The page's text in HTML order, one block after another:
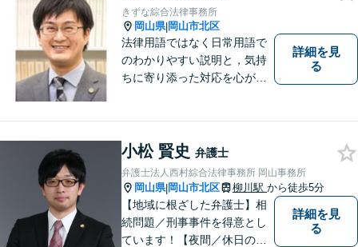
きずな綜合法律事務所
岡山県|岡山市北区
法律用語ではなく日常用語で
のわかりやすい説明と，気持
ちに寄り添った対応を心がけ
詳細を見
る
小松 賢史 弁護士
弁護士法人西村綜合法律事務所 岡山事務所
岡山県|岡山市北区 柳川駅 から徒歩5分
【地域に根ざした弁護士】相
続問題／刑事事件を得意とし
ています！【夜間／休日の相
詳細を見
る